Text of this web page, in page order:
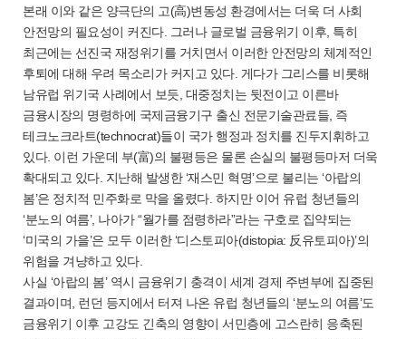
본래 이와 같은 양극단의 고(高)변동성 환경에서는 더욱 더 사회
안전망의 필요성이 커진다. 그러나 글로벌 금융위기 이후, 특히
최근에는 선진국 재정위기를 거치면서 이러한 안전망의 체계적인
후퇴에 대해 우려 목소리가 커지고 있다. 게다가 그리스를 비롯해
남유럽 위기국 사례에서 보듯, 대중정치는 뒷전이고 이른바
금융시장의 명령하에 국제금융기구 출신 전문기술관료들, 즉
테크노크라트(technocrat)들이 국가 행정과 정치를 진두지휘하고
있다. 이런 가운데 부(富)의 불평등은 물론 손실의 불평등마저 더욱
확대되고 있다. 지난해 발생한 ‘재스민 혁명’으로 불리는 ‘아랍의
봄’은 정치적 민주화로 막을 올렸다. 하지만 이어 유럽 청년들의
‘분노의 여름’, 나아가 “월가를 점령하라”라는 구호로 집약되는
‘미국의 가을’은 모두 이러한 ‘디스토피아(distopia: 反유토피아)’의
위험을 겨냥하고 있다.
사실 ‘아랍의 봄’ 역시 금융위기 충격이 세계 경제 주변부에 집중된
결과이며, 런던 등지에서 터져 나온 유럽 청년들의 ‘분노의 여름’도
금융위기 이후 고강도 긴축의 영향이 서민층에 고스란히 응축된